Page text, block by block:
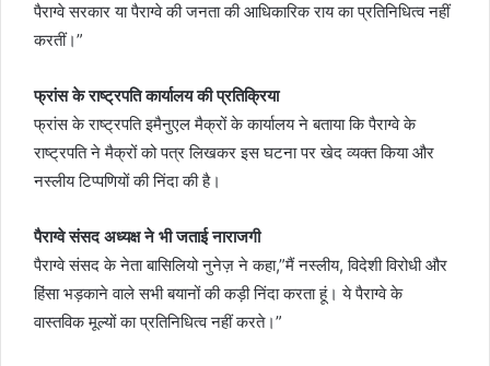
पैराग्वे सरकार या पैराग्वे की जनता की आधिकारिक राय का प्रतिनिधित्व नहीं
करतीं।”
फ्रांस के राष्ट्रपति कार्यालय की प्रतिक्रिया
फ्रांस के राष्ट्रपति इमैनुएल मैक्रों के कार्यालय ने बताया कि पैराग्वे के
राष्ट्रपति ने मैक्रों को पत्र लिखकर इस घटना पर खेद व्यक्त किया और
नस्लीय टिप्पणियों की निंदा की है।
पैराग्वे संसद अध्यक्ष ने भी जताई नाराजगी
पैराग्वे संसद के नेता बासिलियो नुनेज़ ने कहा,”मैं नस्लीय, विदेशी विरोधी और
हिंसा भड़काने वाले सभी बयानों की कड़ी निंदा करता हूं। ये पैराग्वे के
वास्तविक मूल्यों का प्रतिनिधित्व नहीं करते।”